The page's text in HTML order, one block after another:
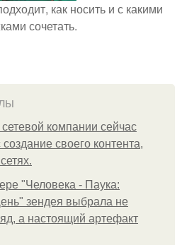
как носить и с какими
сочетать.
компании сейчас
своего контента,
"Человека - Паука:
зендея выбрала не
а настоящий артефакт